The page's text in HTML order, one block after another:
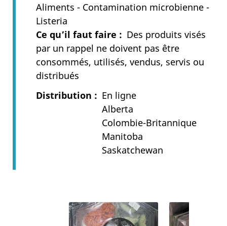
Aliments - Contamination microbienne -
Listeria
Ce qu’il faut faire
Des produits visés
par un rappel ne doivent pas être
consommés, utilisés, vendus, servis ou
distribués
Distribution
En ligne
Alberta
Colombie-Britannique
Manitoba
Saskatchewan